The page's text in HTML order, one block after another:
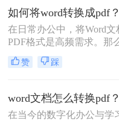
Word (.docx 或 .doc) 则是
用的文档编辑工具。因此
文档高效、准确地转换为
必备技能。
在日常办公中，将Word文
PDF格式是高频需求。那
word转换成pdf呢？本文综
转换方式，助您根据实际
赞 踩
在当今的数字化办公与学